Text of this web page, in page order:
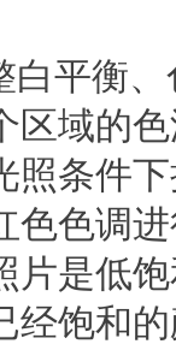
白平衡
区域的
照条件
色色调
片是低
经饱和